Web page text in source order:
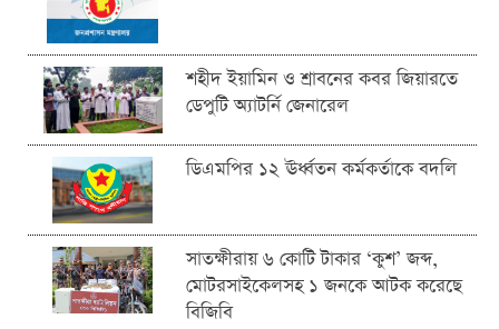
শহীদ ইয়ামিন ও শ্রাবনের কবর জিয়ারতে
ডেপুটি অ্যাটর্নি জেনারেল
ডিএমপির ১২ ঊর্ধ্বতন কর্মকর্তাকে বদলি
সাতক্ষীরায় ৬ কোটি টাকার ‘কুশ’ জব্দ,
মোটরসাইকেলসহ ১ জনকে আটক করেছে
বিজিবি